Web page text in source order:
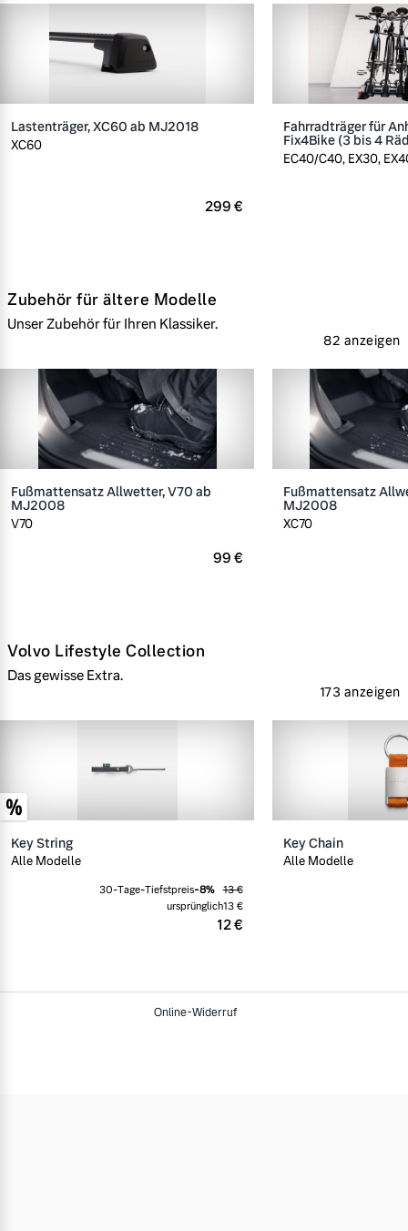
Lastenträger, XC60 ab MJ2018
XC60
299 €
Fahrradträger für
Fix4Bike (3 bis 4
EC40/C40, EX30,
Zubehör für ältere Modelle
Unser Zubehör für Ihren Klassiker.
82 anzeigen
Fußmattensatz Allwetter, V70 ab
MJ2008
V70
99 €
Fußmattensatz
MJ2008
XC70
Volvo Lifestyle Collection
Das gewisse Extra.
173 anzeigen
Key String
Alle Modelle
12 €
30-Tage-Tiefstpreis-8%
13 €
ursprünglich13 €
Key Chain
Alle Modelle
Online-Widerruf